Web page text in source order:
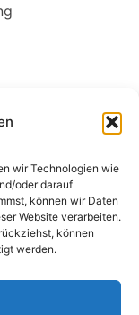
wir Technologien wie
oder darauf
können wir Daten
Website verarbeiten.
können
werden.
für
Kühlung
Autos der
sind die